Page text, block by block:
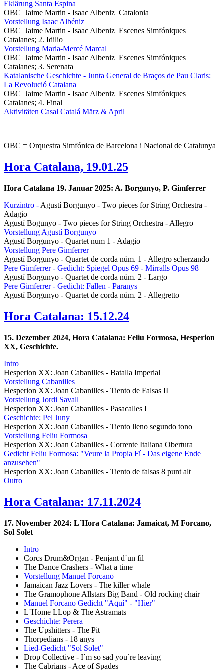
Eklärung Santa Espina
OBC_Jaime Martin - Isaac Albeniz_Catalonia
Vorstellung Isaac Albéniz
OBC_Jaime Martin - Isaac Albeniz_Escenes Simfóniques
Catalanes; 2. Idilio
Vorstellung Maria-Mercé Marcal
OBC_Jaime Martin - Isaac Albeniz_Escenes Simfóniques
Catalanes; 3. Serenata
Katalanische Geschichte - Junta General de Braços de Pau Claris:
La Revolució Catalana
OBC_Jaime Martin - Isaac Albeniz_Escenes Simfóniques
Catalanes; 4. Final
Aktivitäten Casal Catalá März & April
OBC = Orquestra Simfónica de Barcelona i Nacional de Catalunya
Hora Catalana, 19.01.25
Hora Catalana 19. Januar 2025: A. Borgunyo, P. Gimferrer
Kurzintro - Agustí Borgunyo - Two pieces for String Orchestra -
Adagio
Agustí Bogunyo - Two pieces for String Orchestra - Allegro
Vorstellung Agustí Borgunyo
Agustí Borgunyo - Quartet num 1 - Adagio
Vorstellung Pere Gimferrer
Agustí Borgunyo - Quartet de corda núm. 1 - Allegro scherzando
Pere Gimferrer - Gedicht: Spiegel Opus 69 - Mirralls Opus 98
Agustí Borgunyo - Quartet de corda núm. 2 - Largo
Pere Gimferrer - Gedicht: Fallen - Paranys
Agustí Borgunyo - Quartet de corda núm. 2 - Allegretto
Hora Catalana: 15.12.24
15. Dezember 2024, Hora Catalana: Feliu Formosa, Hesperion
XX, Geschichte.
Intro
Hesperion XX: Joan Cabanilles - Batalla Imperial
Vorstellung Cabanilles
Hesperion XX: Joan Cabanilles - Tiento de Falsas II
Vorstellung Jordi Savall
Hesperion XX: Joan Cabanilles - Pasacalles I
Geschichte: Pel Juny
Hesperion XX: Joan Cabanilles - Tiento lleno segundo tono
Vorstellung Feliu Formosa
Hesperion XX: Joan Cabanilles - Corrente Italiana Obertura
Gedicht Feliu Formosa: "Veure la Propia Fí - Das eigene Ende
anzusehen"
Hesperion XX: Joan Cabanilles - Tiento de falsas 8 punt alt
Outro
Hora Catalana: 17.11.2024
17. November 2024: L´Hora Catalana: Jamaicat, M Forcano,
Sol Solet
Intro
Corcs Drum&Organ - Penjant d´un fil
The Dance Crashers - What a time
Vorstellung Manuel Forcano
Jamaican Jazz Lovers - The killer whale
The Gramophone Allstars Big Band - Old rocking chair
Manuel Forcano Gedicht "Aquí" - "Hier"
L´Home LLop & The Astramats
Geschichte: Perera
The Upshitters - The Pit
Thorpedians - 18 anys
Lied-Gedicht "Sol Solet"
Drop Collective - I´m so sad you`re leaving
The Cabrians - Ace of Spades